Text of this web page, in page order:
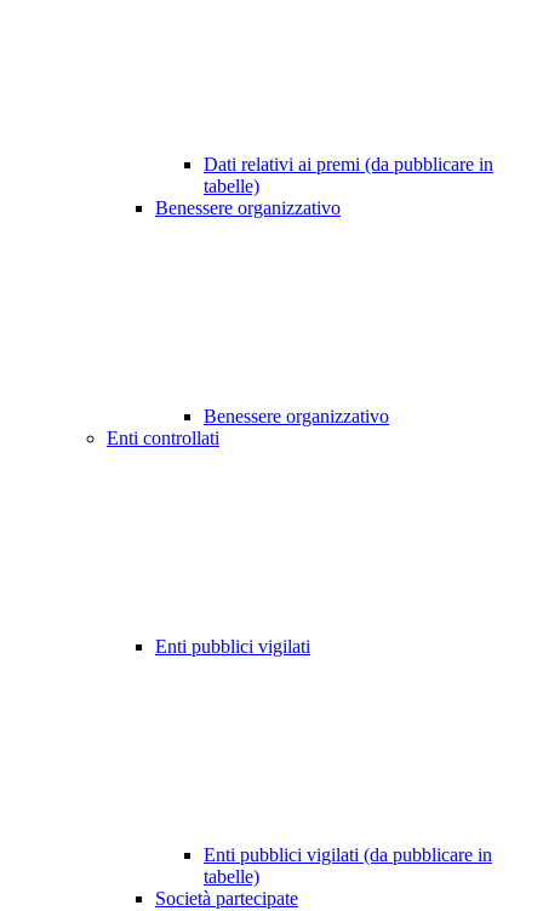
Dati relativi ai premi (da pubblicare in
tabelle)
Benessere organizzativo
Benessere organizzativo
Enti controllati
Enti pubblici vigilati
Enti pubblici vigilati (da pubblicare in
tabelle)
Società partecipate